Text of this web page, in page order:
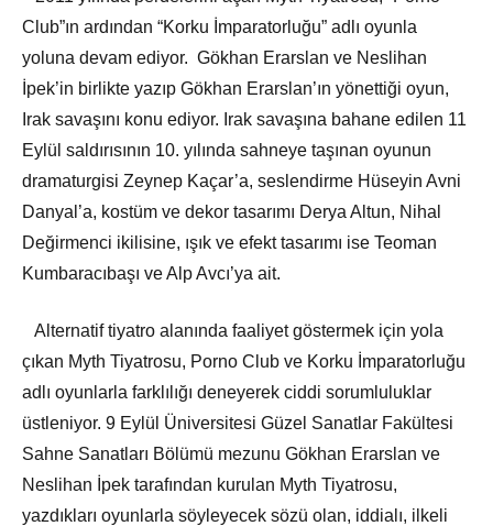
Club”ın ardından “Korku İmparatorluğu” adlı oyunla
yoluna devam ediyor. Gökhan Erarslan ve Neslihan
İpek’in birlikte yazıp Gökhan Erarslan’ın yönettiği oyun,
Irak savaşını konu ediyor. Irak savaşına bahane edilen 11
Eylül saldırısının 10. yılında sahneye taşınan oyunun
dramaturgisi Zeynep Kaçar’a, seslendirme Hüseyin Avni
Danyal’a, kostüm ve dekor tasarımı Derya Altun, Nihal
Değirmenci ikilisine, ışık ve efekt tasarımı ise Teoman
Kumbaracıbaşı ve Alp Avcı’ya ait.
Alternatif tiyatro alanında faaliyet göstermek için yola
çıkan Myth Tiyatrosu, Porno Club ve Korku İmparatorluğu
adlı oyunlarla farklılığı deneyerek ciddi sorumluluklar
üstleniyor. 9 Eylül Üniversitesi Güzel Sanatlar Fakültesi
Sahne Sanatları Bölümü mezunu Gökhan Erarslan ve
Neslihan İpek tarafından kurulan Myth Tiyatrosu,
yazdıkları oyunlarla söyleyecek sözü olan, iddialı, ilkeli